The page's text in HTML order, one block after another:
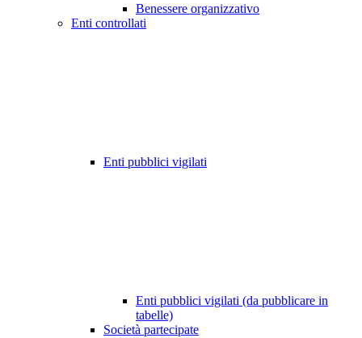
Benessere organizzativo
Enti controllati
Enti pubblici vigilati
Enti pubblici vigilati (da pubblicare in
tabelle)
Società partecipate